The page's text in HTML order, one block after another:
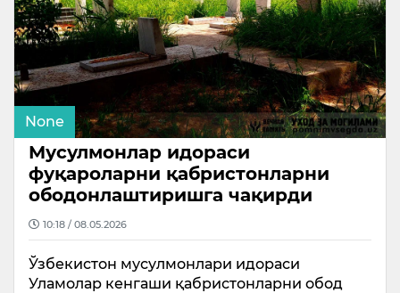
None
Мусулмонлар идораси
фуқароларни қабристонларни
ободонлаштиришга чақирди
10:18 / 08.05.2026
Ўзбекистон мусулмонлари идораси
Уламолар кенгаши қабристонларни обод